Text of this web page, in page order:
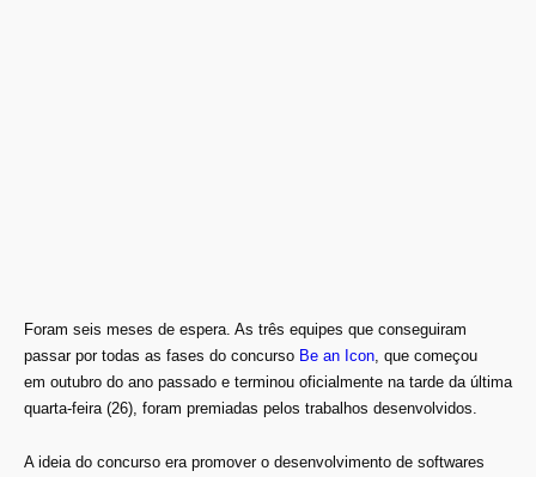
Foram seis meses de espera. As três equipes que conseguiram
passar por todas as fases do concurso Be an Icon, que começou
em outubro do ano passado e terminou oficialmente na tarde da última
quarta-feira (26), foram premiadas pelos trabalhos desenvolvidos.
A ideia do concurso era promover o desenvolvimento de softwares